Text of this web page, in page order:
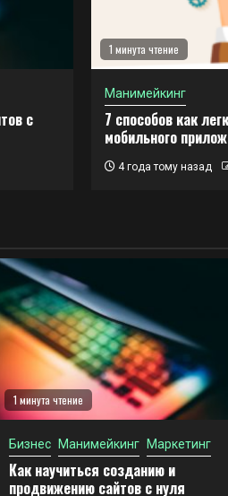
с
1 минута чтение
Манимейкинг
7 способов как
мобильного
4 года тому назад
1 минута чтение
Бизнес Манимейкинг Маркетинг
Как научиться созданию и
продвижению сайтов с нуля